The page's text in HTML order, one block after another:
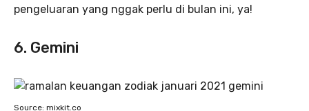
pengeluaran yang nggak perlu di bulan ini, ya!
6. Gemini
Source: mixkit.co